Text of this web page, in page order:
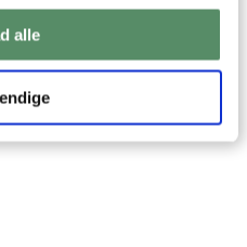
alle
venter med marengsen til